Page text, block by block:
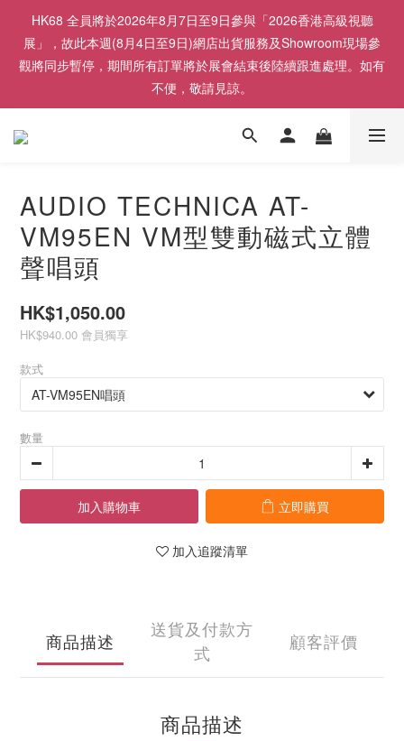
HK68 全員將於2026年8月7日至9日參與「2026香港高級視聽
展」，故此本週(8月4日至9日)網店出貨服務及Showroom現場參
觀將同步暫停，期間所有訂單將於展會結束後陸續跟進處理。如有
不便，敬請見諒。
AUDIO TECHNICA AT-
VM95EN VM型雙動磁式立體
聲唱頭
HK$1,050.00
HK$940.00 會員獨享
款式
數量
加入購物車 立即購買
加入追蹤清單
商品描述
送貨及付款方
式
顧客評價
商品描述